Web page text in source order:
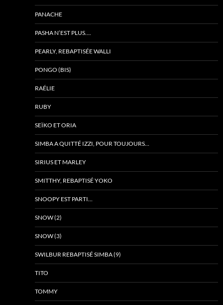
PANACHE
PASHA N’EST PLUS….
PEARLY, REBAPTISÉE WALLI
PONGO (BIS)
RAÉLIE
RUBY
SEÏKO ET ORIA
SIMBA A QUITTÉ IZZI, POUR TOUJOURS…
SIRIUS ET MARLEY
SMITTHY, REBAPTISÉ YOKO
SNOOPY EST PARTI…
SNOW (2)
SNOW (3)
SWILBUR REBAPTISÉ SIMBA (9)
TITO
TOMMY